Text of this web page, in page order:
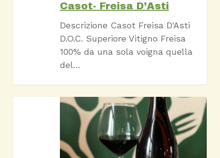
Casot- Freisa D’Asti
Descrizione Casot Freisa D'Asti
D.O.C. Superiore Vitigno Freisa
100% da una sola voigna quella
del…